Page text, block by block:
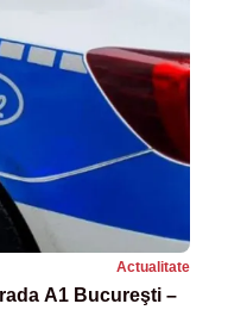
Actualitate
A1 Bucureşti –